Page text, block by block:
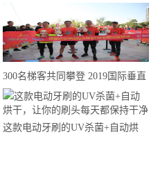
300名梯客共同攀登 2019国际垂直
马拉松超级精英赛顺德海骏达中心
站欢乐开跑
这款电动牙刷的UV杀菌+自动烘